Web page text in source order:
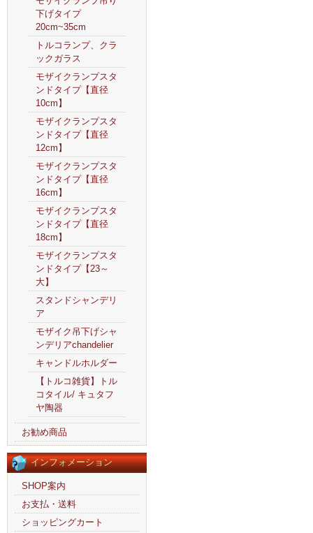
下げタイプ
20cm~35cm
トルコランプ、クラ
ックガラス
モザイクランプスタ
ンドタイプ【直径
10cm】
モザイクランプスタ
ンドタイプ【直径
12cm】
モザイクランプスタ
ンドタイプ【直径
16cm】
モザイクランプスタ
ンドタイプ【直径
18cm】
モザイクランプスタ
ンドタイプ【23～
大】
スタンドシャンデリ
ア
モザイク吊下げシャ
ンデリアchandelier
キャンドルホルダー
【トルコ雑貨】トル
コタイル/ キュタフ
ヤ陶器
お勧め商品
インフォメーション
SHOP案内
お支払・送料
ショッピングカート